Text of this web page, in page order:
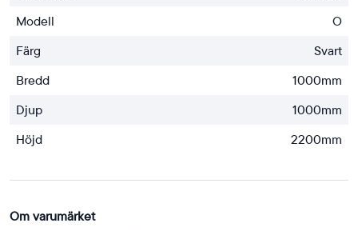
Modell
O
Färg
Svart
Bredd
1000mm
Djup
1000mm
Höjd
2200mm
Om varumärket